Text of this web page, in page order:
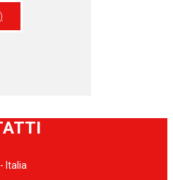
Italia